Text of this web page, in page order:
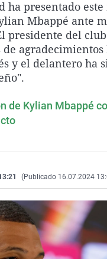
La
La
ha presentado
Mbappé ante
presidente del
de agradecimientos
y el delantero ha
de Kylian Mbappé
(Publicado 16.07.2024